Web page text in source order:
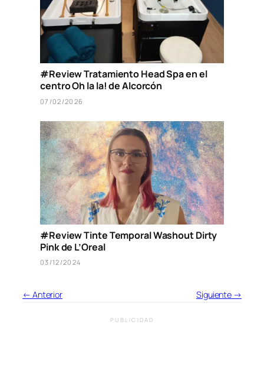
#Review Tratamiento Head Spa en el
centro Oh la la! de Alcorcón
07/02/2026
#Review Tinte Temporal Washout Dirty
Pink de L’Oreal
03/12/2024
← Anterior Siguiente →
PUBLICIDAD